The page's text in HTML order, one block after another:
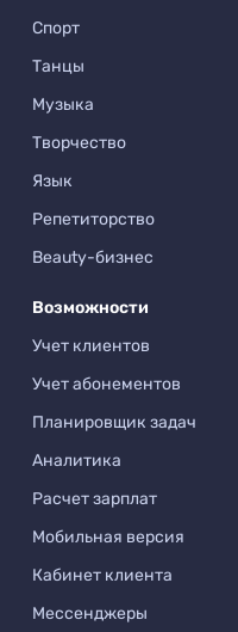
Спорт
Танцы
Музыка
Творчество
Язык
Репетиторство
Beauty-бизнес
Возможности
Учет клиентов
Учет абонементов
Планировщик задач
Аналитика
Расчет зарплат
Мобильная версия
Кабинет клиента
Мессенджеры